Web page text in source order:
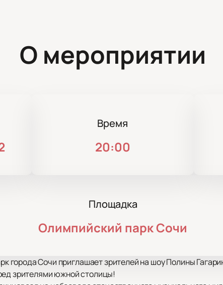
О мероприятии
Время
20:00
Площадка
Олимпийский парк Сочи
города Сочи приглашает зрителей на шоу Полины
зрителями южной столицы!